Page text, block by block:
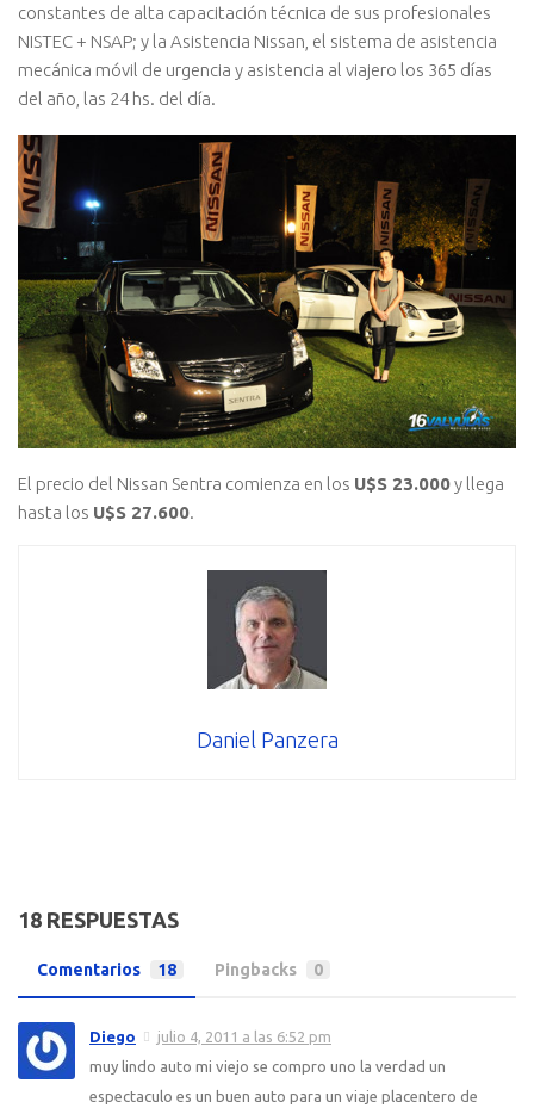
constantes de alta capacitación técnica de sus profesionales
NISTEC + NSAP; y la Asistencia Nissan, el sistema de asistencia
mecánica móvil de urgencia y asistencia al viajero los 365 días
del año, las 24 hs. del día.
El precio del Nissan Sentra comienza en los U$S 23.000y llega
hasta los U$S 27.600.
Daniel Panzera
18 RESPUESTAS
Comentarios 18 Pingbacks 0
Diego
julio 4, 2011 a las 6:52 pm
muy lindo auto mi viejo se compro uno la verdad un
espectaculo es un buen auto para un viaje placentero de